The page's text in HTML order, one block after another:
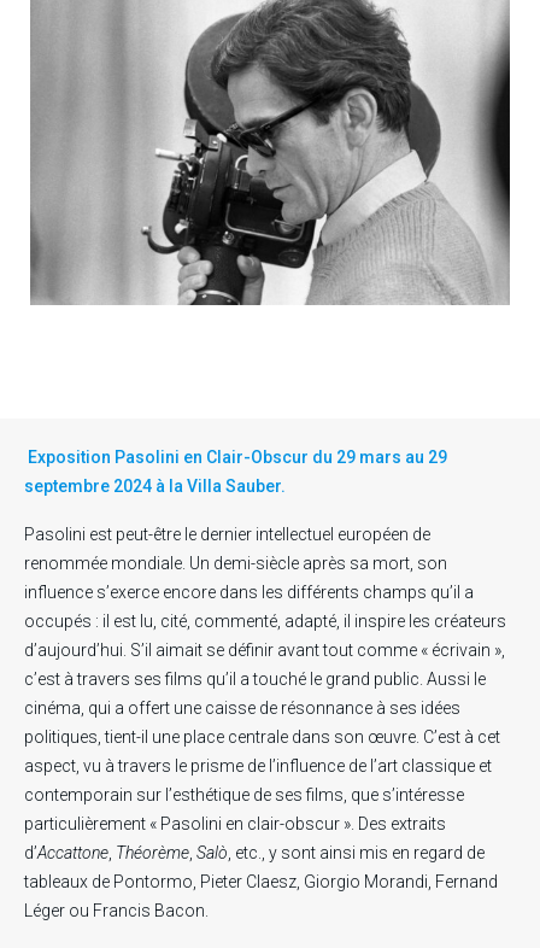
Exposition Pasolini en Clair-Obscur du 29 mars au 29
septembre 2024 à la Villa Sauber.
Pasolini est peut-être le dernier intellectuel européen de
renommée mondiale. Un demi-siècle après sa mort, son
influence s’exerce encore dans les différents champs qu’il a
occupés : il est lu, cité, commenté, adapté, il inspire les créateurs
d’aujourd’hui. S’il aimait se définir avant tout comme « écrivain »,
c’est à travers ses films qu’il a touché le grand public. Aussi le
cinéma, qui a offert une caisse de résonnance à ses idées
politiques, tient-il une place centrale dans son œuvre. C’est à cet
aspect, vu à travers le prisme de l’influence de l’art classique et
contemporain sur l’esthétique de ses films, que s’intéresse
particulièrement « Pasolini en clair-obscur ». Des extraits
d’Accattone Théorème Salò , etc., y sont ainsi mis en regard de
tableaux de Pontormo, Pieter Claesz, Giorgio Morandi, Fernand
Léger ou Francis Bacon.